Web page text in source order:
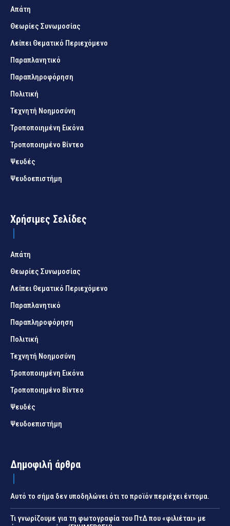
Απάτη
Θεωρίες Συνωμοσίας
Λείπει Θεματικό Περιεχόμενο
Παραπλανητικό
Παραπληροφόρηση
Πολιτική
Τεχνητή Νοημοσύνη
Τροποποιημένη Εικόνα
Τροποποιημένο Βίντεο
Ψευδές
Ψευδοεπιστήμη
Χρήσιμες Σελίδες
Απάτη
Θεωρίες Συνωμοσίας
Λείπει Θεματικό Περιεχόμενο
Παραπλανητικό
Παραπληροφόρηση
Πολιτική
Τεχνητή Νοημοσύνη
Τροποποιημένη Εικόνα
Τροποποιημένο Βίντεο
Ψευδές
Ψευδοεπιστήμη
Δημοφιλή άρθρα
Αυτό το σήμα δεν υποδηλώνει ότι το προϊόν περιέχει έντομα.
Τι γνωρίζουμε για τη φωτογραφία του ΠτΔ που «φιλιέται» με